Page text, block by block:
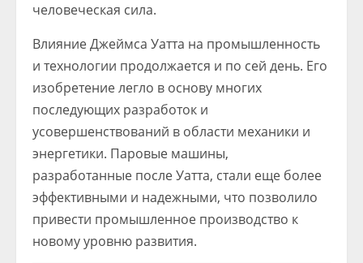
человеческая сила.
Влияние Джеймса Уатта на промышленность
и технологии продолжается и по сей день. Его
изобретение легло в основу многих
последующих разработок и
усовершенствований в области механики и
энергетики. Паровые машины,
разработанные после Уатта, стали еще более
эффективными и надежными, что позволило
привести промышленное производство к
новому уровню развития.